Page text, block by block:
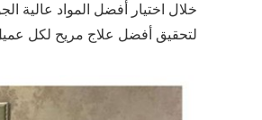
خلال اختيار أفضل المواد عالية
لتحقيق أفضل علاج مريح لكل